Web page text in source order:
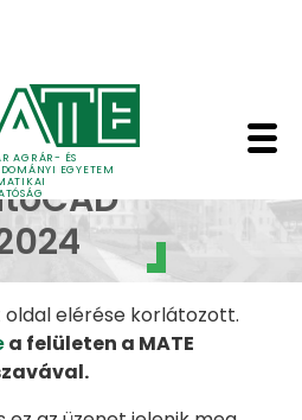
AGRÁR- ÉS
EGYETEM
elérése korlátozott.
a felületen a MATE